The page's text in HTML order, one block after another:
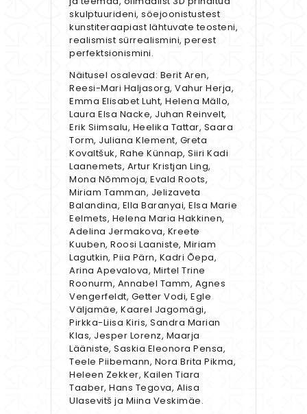
skulptuurideni, söejoonistustest
kunstiteraapiast lähtuvate teosteni,
realismist sürrealismini, perest
perfektsionismini.
Näitusel osalevad: Berit Aren,
Reesi-Mari Haljasorg, Vahur Herja,
Emma Elisabet Luht, Helena Mällo,
Laura Elsa Nacke, Juhan Reinvelt,
Erik Siimsalu, Heelika Tattar, Saara
Torm, Juliana Klement, Greta
Kovaltšuk, Rahe Künnap, Siiri Kadi
Laanemets, Artur Kristjan Ling,
Mona Nõmmoja, Evald Roots,
Miriam Tamman, Jelizaveta
Balandina, Ella Baranyai, Elsa Marie
Eelmets, Helena Maria Hakkinen,
Adelina Jermakova, Kreete
Kuuben, Roosi Laaniste, Miriam
Lagutkin, Piia Pärn, Kadri Õepa,
Arina Apevalova, Mirtel Trine
Roonurm, Annabel Tamm, Agnes
Vengerfeldt, Getter Vodi, Egle
Väljamäe, Kaarel Jagomägi,
Pirkka-Liisa Kiris, Sandra Marian
Klas, Jesper Lorenz, Maarja
Lääniste, Saskia Eleonora Pensa,
Teele Piibemann, Nora Brita Pikma,
Heleen Zekker, Kailen Tiara
Taaber, Hans Tegova, Alisa
Ulasevitš ja Miina Veskimäe.